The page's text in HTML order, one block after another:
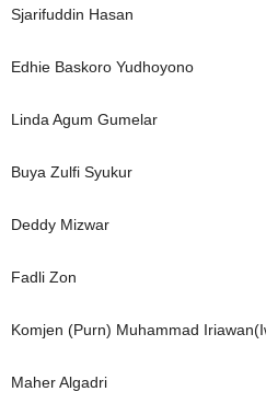
Sjarifuddin Hasan
Edhie Baskoro Yudhoyono
Linda Agum Gumelar
Buya Zulfi Syukur
Deddy Mizwar
Fadli Zon
Komjen (Purn) Muhammad
Maher Algadri